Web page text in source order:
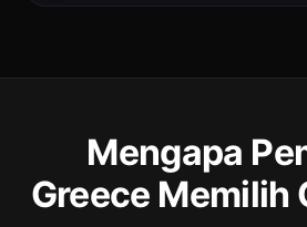
Mengapa
Greece Memilih